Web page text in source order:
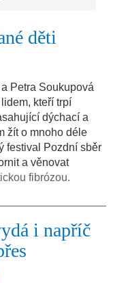
děti
Petra Soukupová
kteří trpí
dýchací a
žít o mnoho déle
festival Pozdní sběr
a věnovat
fibrózou.
i napříč